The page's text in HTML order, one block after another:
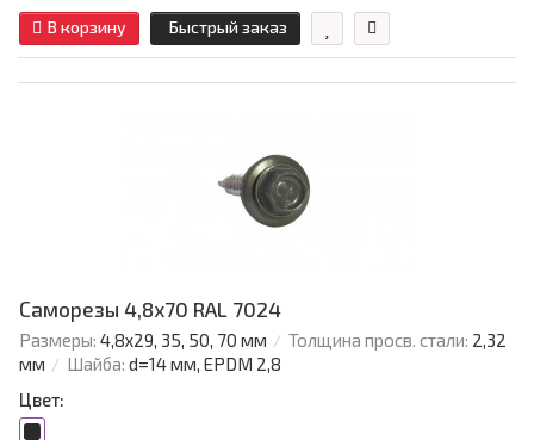
В корзину Быстрый заказ
Саморезы 4,8х70 RAL 7024
Размеры: 4,8х29, 35, 50, 70 мм Толщина просв. стали: 2,32
мм
Шайба: d=14 мм, EPDM 2,8
Цвет: